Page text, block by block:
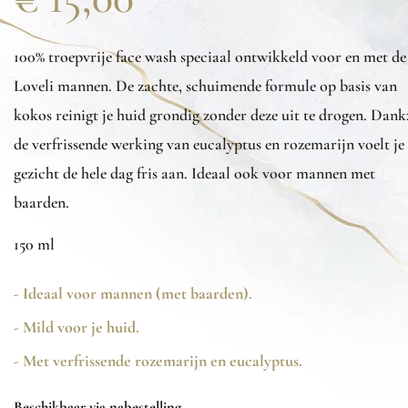
100%troepvrijefacewashspeciaal ontwikkeld vooren met de
Loveli mannen. De zachte, schuimende formule op basis van
kokos reinigt je huid grondig zonder deze uit te drogen.
de verfrissende werking van eucalyptus en rozemarijn voelt je
gezicht de hele dag fris aan. Ideaal ook voor mannen met
baarden.
150 ml
- Ideaal voor mannen (met baarden).
- Mild voor je huid.
- Met verfrissende rozemarijn en eucalyptus.